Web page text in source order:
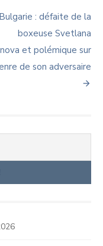
Bulgarie : défaite de la
boxeuse Svetlana
et polémique sur
de son adversaire